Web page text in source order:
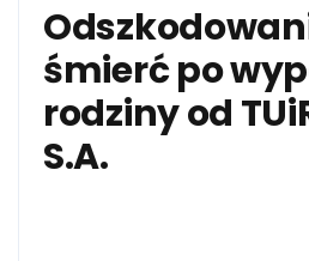
śmierć po
rodziny od
S.A.